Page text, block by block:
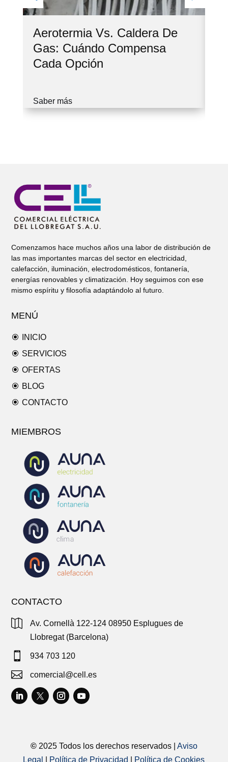
Aerotermia Vs. Caldera De
Gas: Cuándo Compensa
Cada Opción
Saber más
Comenzamos hace muchos años una labor de distribución de
las mas importantes marcas del sector en electricidad,
calefacción, iluminación, electrodomésticos, fontanería,
energías renovables y climatización. Hoy seguimos con ese
mismo espíritu y filosofía adaptándolo al futuro.
MENÚ
\ INICIO
\ SERVICIOS
\ OFERTAS
\ BLOG
\ CONTACTO
MIEMBROS
CONTACTO

Av. Cornellà 122-124 08950 Esplugues de
Llobregat (Barcelona)
 934 703 120
 comercial@cell.es
© 2025 Todos los derechos reservados | Aviso
Legal
Política de Privacidad Política de Cookies